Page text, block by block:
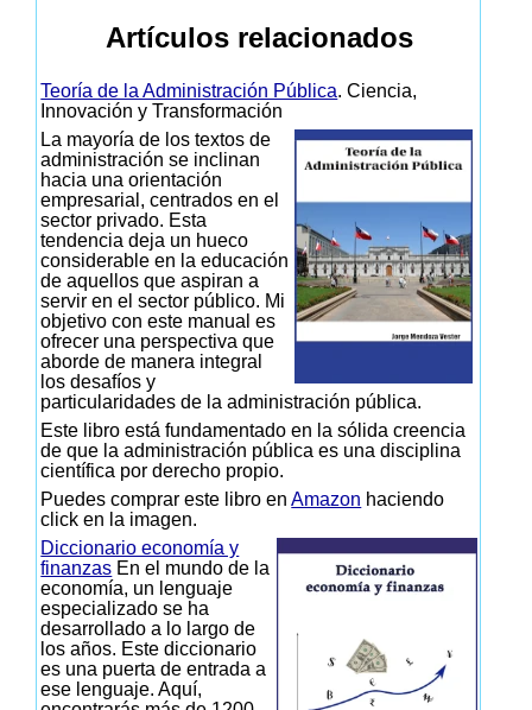
Artículos relacionados
Teoría de la Administración Pública. Ciencia,
Innovación y Transformación
La mayoría de los textos de
administración se inclinan
hacia una orientación
empresarial, centrados en el
sector privado. Esta
tendencia deja un hueco
considerable en la educación
de aquellos que aspiran a
servir en el sector público. Mi
objetivo con este manual es
ofrecer una perspectiva que
aborde de manera integral
los desafíos y
particularidades de la administración pública.
Este libro está fundamentado en la sólida creencia
de que la administración pública es una disciplina
científica por derecho propio.
Puedes comprar este libro enAmazon haciendo
click en la imagen.
Diccionario economía y
finanzas En el mundo de la
economía, un lenguaje
especializado se ha
desarrollado a lo largo de
los años. Este diccionario
es una puerta de entrada a
ese lenguaje. Aquí,